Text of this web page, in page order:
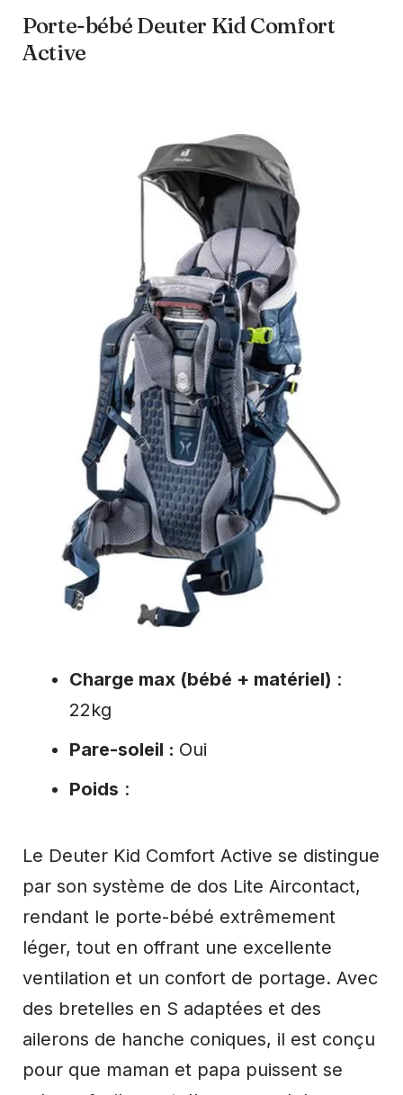
Porte-bébé Deuter Kid Comfort
Active
Charge max (bébé + matériel) :
22kg
Pare-soleil : Oui
Poids :
Le Deuter Kid Comfort Active se distingue
par son système de dos Lite Aircontact,
rendant le porte-bébé extrêmement
léger, tout en offrant une excellente
ventilation et un confort de portage. Avec
des bretelles en S adaptées et des
ailerons de hanche coniques, il est conçu
pour que maman et papa puissent se